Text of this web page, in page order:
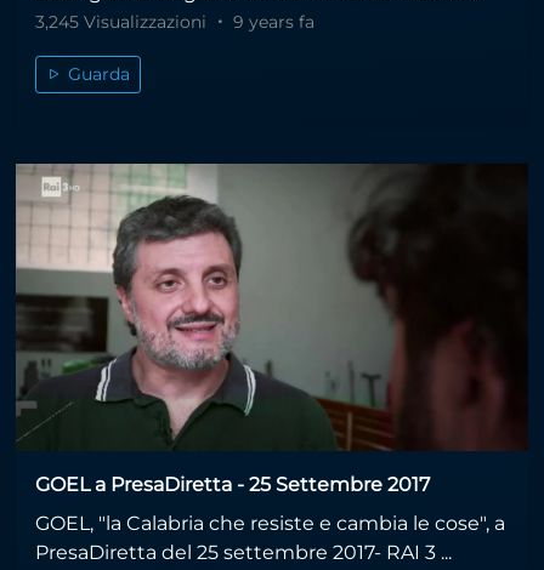
3,245 Visualizzazioni 9 years fa
Guarda
GOEL a PresaDiretta - 25 Settembre 2017
GOEL, "la Calabria che resiste e cambia le cose", a
PresaDiretta del 25 settembre 2017- RAI 3 ...